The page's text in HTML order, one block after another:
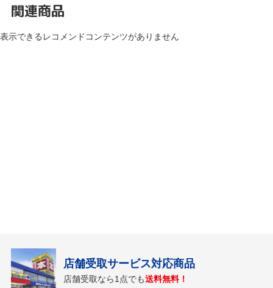
関連商品
表示できるレコメンドコンテンツがありません
店舗受取サービス対応商品
店舗受取なら1点でも送料無料！